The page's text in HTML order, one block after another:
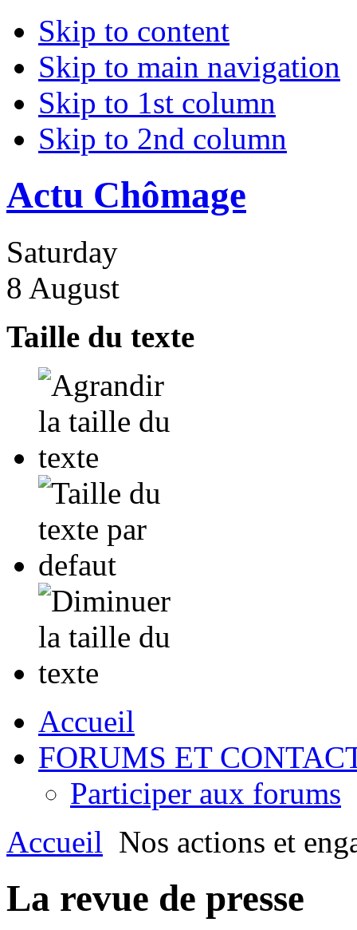
Skip to content
Skip to main navigation
Skip to 1st column
Skip to 2nd column
Actu Chômage
Saturday
8 August
Taille du texte
Accueil
FORUMS ET
Participer aux forums
Accueil Nos actions et
La revue de presse